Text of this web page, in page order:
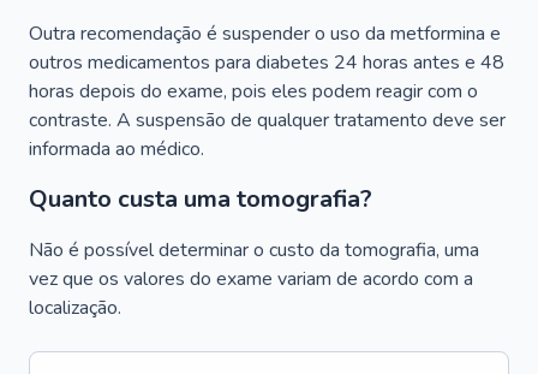
Outra recomendação é suspender o uso da metformina e
outros medicamentos para diabetes 24 horas antes e 48
horas depois do exame, pois eles podem reagir com o
contraste. A suspensão de qualquer tratamento deve ser
informada ao médico.
Quanto custa uma tomografia?
Não é possível determinar o custo da tomografia, uma
vez que os valores do exame variam de acordo com a
localização.